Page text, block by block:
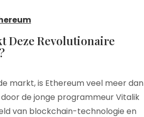
Deze Revolutionaire
markt, is Ethereum veel meer dan
de jonge programmeur Vitalik
van blockchain-technologie en